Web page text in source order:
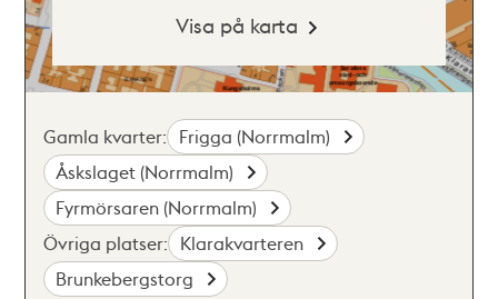
Visa på karta
Gamla kvarter: Frigga (Norrmalm)
Åskslaget (Norrmalm)
Fyrmörsaren (Norrmalm)
Övriga platser: Klarakvarteren
Brunkebergstorg